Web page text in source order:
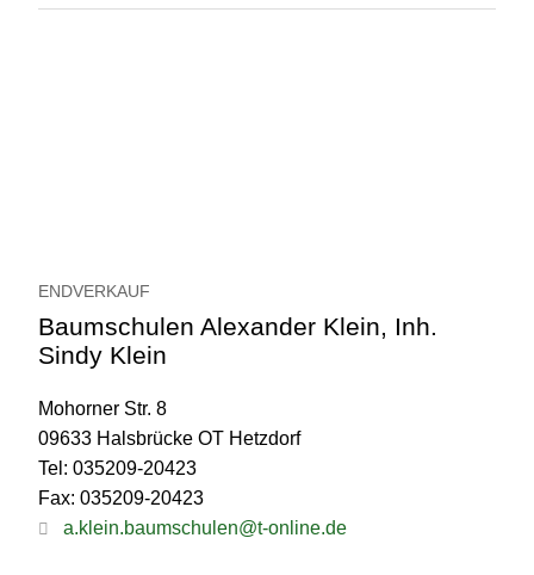
ENDVERKAUF
Baumschulen Alexander Klein, Inh.
Sindy Klein
Mohorner Str. 8
09633 Halsbrücke OT Hetzdorf
Tel: 035209-20423
Fax: 035209-20423
a.klein.baumschulen@t-online.de